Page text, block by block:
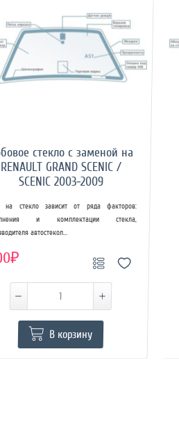
стекло с заменой на
RENAULT GRAND SCENIC /
SCENIC 2003-2009
на стекло зависит от ряда факторов:
и комплектации стекла,
автостекол...
В корзину